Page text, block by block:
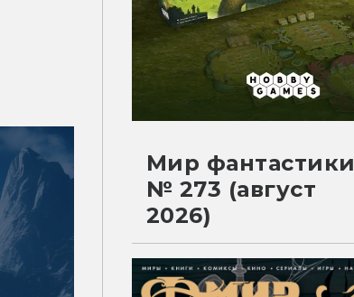
Мир фантастики
№ 273 (август
2026)